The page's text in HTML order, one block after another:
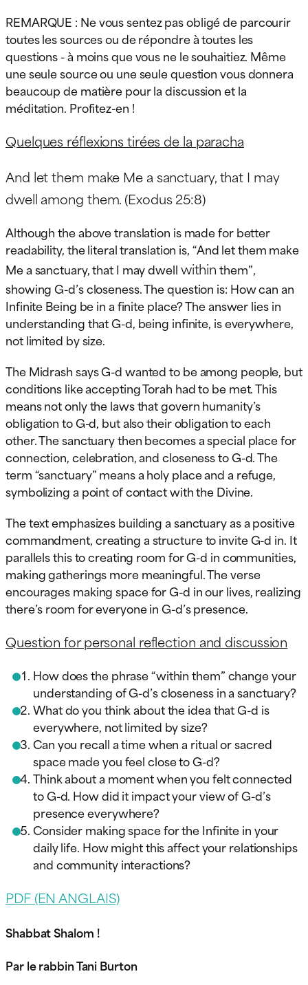
REMARQUE : Ne vous sentez pas obligé de parcourir
toutes les sources ou de répondre à toutes les
questions - à moins que vous ne le souhaitiez. Même
une seule source ou une seule question vous donnera
beaucoup de matière pour la discussion et la
méditation. Profitez-en !
Quelques réflexions tirées de la paracha
And let them make Me a sanctuary, that I may
dwell among them. (Exodus 25:8)
Although the above translation is made for better
readability, the literal translation is, “And let them make
Me a sanctuary, that I may dwellwithinthem”,
showing G-d’s closeness. The question is: How can an
Infinite Being be in a finite place? The answer lies in
understanding that G-d, being infinite, is everywhere,
not limited by size.
The Midrash says G-d wanted to be among people, but
conditions like accepting Torah had to be met. This
means not only the laws that govern humanity’s
obligation to G-d, but also their obligation to each
other. The sanctuary then becomes a special place for
connection, celebration, and closeness to G-d. The
term “sanctuary” means a holy place and a refuge,
symbolizing a point of contact with the Divine.
The text emphasizes building a sanctuary as a positive
commandment, creating a structure to invite G-d in. It
parallels this to creating room for G-d in communities,
making gatherings more meaningful. The verse
encourages making space for G-d in our lives, realizing
there’s room for everyone in G-d’s presence.
Question for personal reflection and discussion
How does the phrase “within them” change your
understanding of G-d’s closeness in a sanctuary?
What do you think about the idea that G-d is
everywhere, not limited by size?
Can you recall a time when a ritual or sacred
space made you feel close to G-d?
Think about a moment when you felt connected
to G-d. How did it impact your view of G-d’s
presence everywhere?
Consider making space for the Infinite in your
daily life. How might this affect your relationships
and community interactions?
PDF (EN ANGLAIS)
Shabbat Shalom !
Par le rabbin Tani Burton